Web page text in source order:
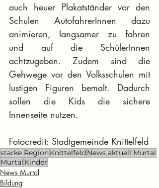
auch heuer Plakatständer vor den
Schulen AutofahrerInnen dazu
animieren, langsamer zu fahren
und auf die SchülerInnen
achtzugeben. Zudem sind die
Gehwege vor den Volksschulen mit
lustigen Figuren bemalt. Dadurch
sollen die Kids die sichere
Innenseite nutzen.
Fotocredit: Stadtgemeinde Knittelfeld
starke RegionKnittelfeld News aktuell Murtal
Murtal Kinder
News Murtal
Bildung